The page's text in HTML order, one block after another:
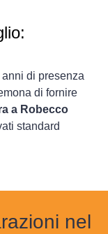
di presenza
di fornire
a Robecco
standard
nel